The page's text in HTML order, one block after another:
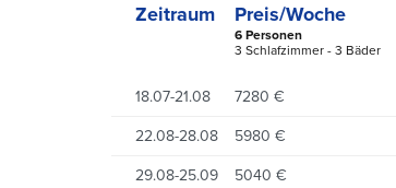
Zeitraum Preis/Woche
6 Personen
3 Schlafzimmer - 3 Bäder
18.07-21.08 7280 €
22.08-28.08 5980 €
29.08-25.09 5040 €